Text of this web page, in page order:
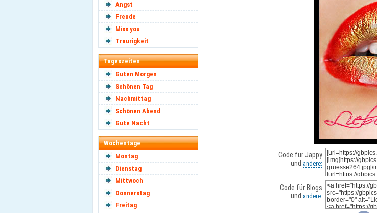
Angst
Freude
Miss you
Traurigkeit
Tageszeiten
Guten Morgen
Schönen Tag
Nachmittag
Schönen Abend
Gute Nacht
Wochentage
Montag
Dienstag
Mittwoch
Donnerstag
Freitag
Code für Jappy
und andere:
Code für Blogs
und andere: